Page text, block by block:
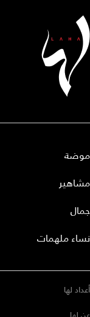
موضة
مشاهير
جمال
نساء ملهمات
أعداد لها